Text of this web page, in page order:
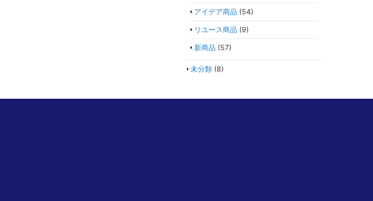
アイデア商品 (54)
リユース商品 (9)
新商品 (57)
未分類(8)